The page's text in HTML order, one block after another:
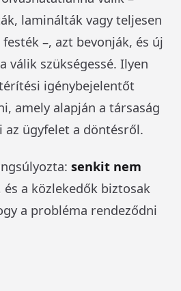
laminálták vagy teljesen
–, azt bevonják, és új
válik szükségessé. Ilyen
igénybejelentőt
amely alapján a társaság
ügyfelet a döntésről.
senkit nem
és a közlekedők biztosak
a probléma rendeződni